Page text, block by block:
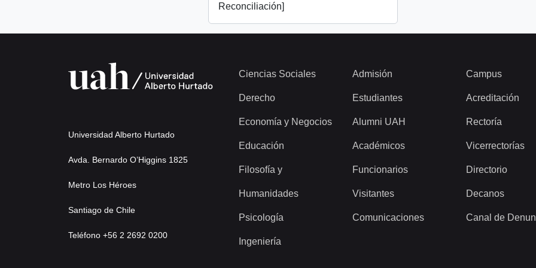
Reconciliación]
Universidad Alberto Hurtado
Avda. Bernardo O’Higgins 1825
Metro Los Héroes
Santiago de Chile
Teléfono +56 2 2692 0200
Ciencias Sociales
Derecho
Economía y Negocios
Educación
Filosofía y
Humanidades
Psicología
Ingeniería
Admisión
Estudiantes
Alumni UAH
Académicos
Funcionarios
Visitantes
Comunicaciones
Campus
Acreditación
Rectoría
Vicerrectorías
Directorio
Decanos
Canal de